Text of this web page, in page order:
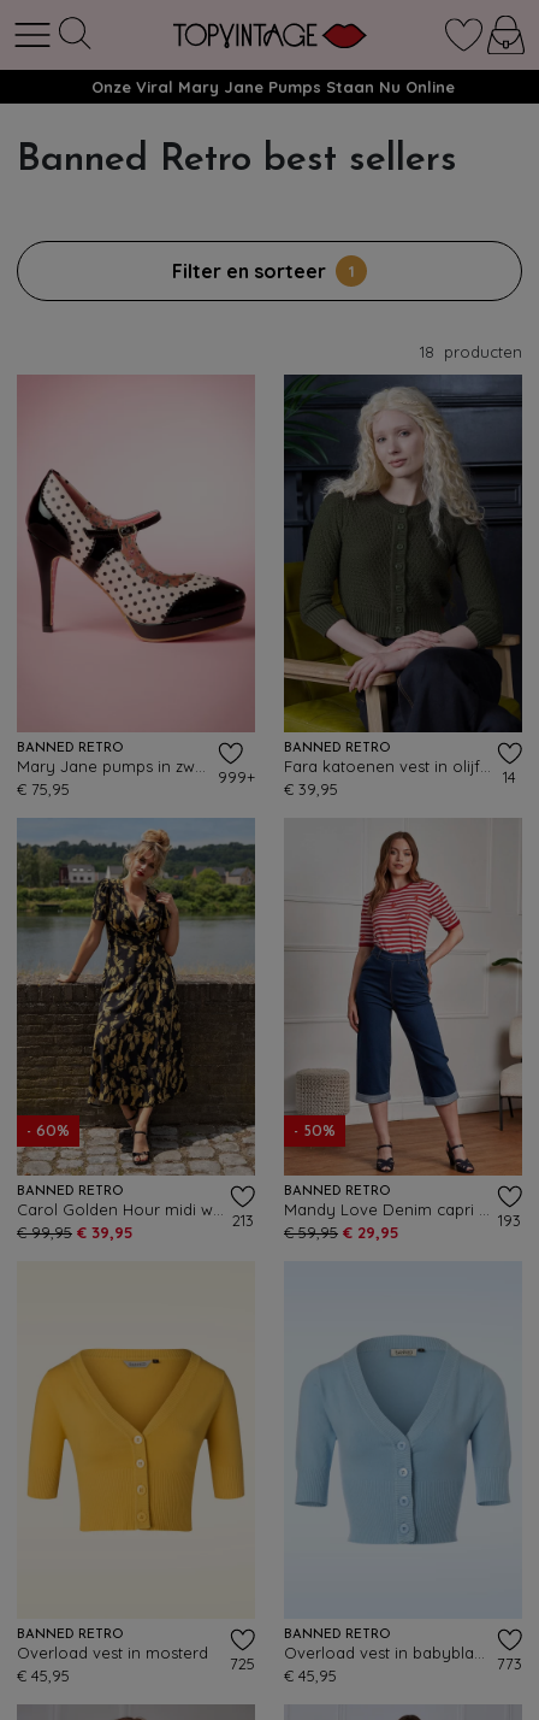
Onze Viral Mary Jane Pumps Staan Nu Online
Banned Retro best sellers
Filter en sorteer 1
18 producten
BANNED RETRO
€ 75,95
999+
BANNED RETRO
€ 39,95
14
- 60%
BANNED RETRO
€ 99,95 € 39,95
213
- 50%
BANNED RETRO
€ 59,95 € 29,95
193
BANNED RETRO
Overload vest in mosterd
€ 45,95
725
BANNED RETRO
€ 45,95
773